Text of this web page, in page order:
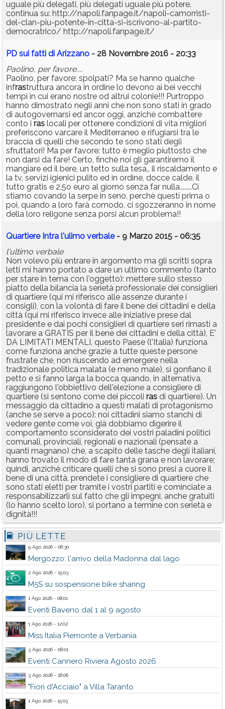
uguale più delegati, più delegati uguale più potere.
continua su: http://napoli.fanpage.it/napoli-camorristi-
del-clan-piu-potente-in-citta-si-iscrivono-al-partito-
democratrico/ http://napoli.fanpage.it/
PD sui fatti di Arizzano - 28 Novembre 2016 - 20:33
Paolino, per favore....
Paolino, per favore: spolpati? Ma se hanno qualche
infrastruttura ancora in ordine lo devono ai bei vecchi
tempi in cui erano nostre od altrui colonie!!! Purtroppo
hanno dimostrato negli anni che non sono stati in grado
di autogovernarsi ed ancor oggi, anzichè combattere
conto i ras locali per ottenere condizioni di vita migliori
preferiscono varcare il Mediterraneo e rifugiarsi tra le
braccia di quelli che secondo te sono stati degli
sfruttatori! Ma per favore: tutto è meglio piuttosto che
non darsi da fare! Certo, finchè noi gli garantiremo il
mangiare ed il bere, un tetto sulla tesa,. il riscaldamento e
la tv, servizi igienici pulito ed in ordine, docce calde. il
tutto gratis e 2,5o euro al giorno senza far nulla........Ci
stiamo covando la serpe in seno, perchè questi prima o
poi, quando a loro farà comodo, ci sgozzeranno in nome
della loro religone senza porsi alcun problema!!
Quartiere Intra l'ulimo verbale- 9 Marzo 2015 - 06:35
l'ultimo verbale
Non volevo più entrare in argomento ma gli scritti sopra
letti mi hanno portato a dare un ultimo commento (tanto
per stare in tema con l'oggetto): mettere sullo stesso
piatto della bilancia la serietà professionale dei consiglieri
di quartiere (qui mi riferisco alle assenze durante i
consigli), con la volontà di fare il bene dei cittadini e della
città (qui mi riferisco invece alle iniziative prese dal
presidente e dai pochi consiglieri di quartiere seri rimasti a
lavorare a GRATIS per il bene dei cittadini e della città), E'
DA LIMITATI MENTALI. questo Paese (l'Italia) funziona
come funziona anche grazie a tutte queste persone
frustrate che, non riuscendo ad emergere nella
tradizionale politica malata (e meno male), si gonfiano il
petto e si fanno larga la bocca quando, in alternativa,
raggiungono l'obbiettivo dell'elezione a consigliere di
quartiere (si sentono come dei piccoli ras di quartiere). Un
messaggio da cittadino a questi malati di protagonismo
(anche se serve a poco): noi cittadini siamo stanchi di
vedere gente come voi, già dobbiamo digerire il
comportamento sconsiderato dei vostri paladini politici
comunali, provinciali, regionali e nazionali (pensate a
quanti magnano) che, a scapito delle tasche degli italiani,
hanno trovato il modo di fare tanta grana e non lavorare;
quindi, anzichè criticare quelli che si sono presi a cuore il
bene di una città, prendete i consigliere di quartiere che
sono stati eletti per tramite i vostri partiti e cominciate a
responsabilizzarli sul fatto che gli impegni, anche gratuiti
(lo hanno scelto loro), si portano a termine con serietà e
dignità!!!
PIÙ LETTE
9 Ago 2026 - 08:30
Mergozzo: l'arrivo della Madonna dal lago
2 Ago 2026 - 15:03
M5S su sospensione bike sharing
1 Ago 2026 - 08:01
Eventi Baveno dal 1 al 9 agosto
1 Ago 2026 - 12:02
Miss Italia Piemonte a Verbania
3 Ago 2026 - 08:01
Eventi Cannero Riviera Agosto 2026
3 Ago 2026 - 18:06
"Fiori d'Acciaio" a Villa Taranto
1 Ago 2026 - 15:03